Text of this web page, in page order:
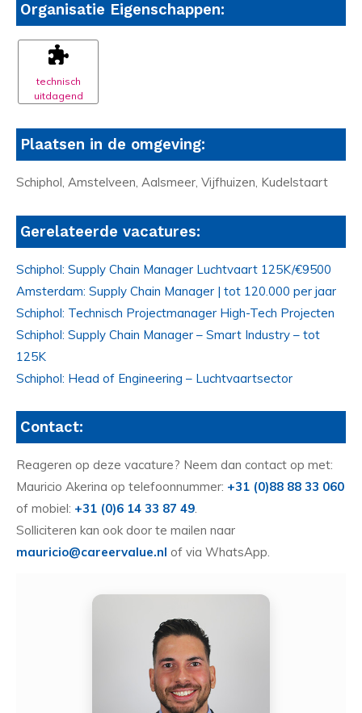
Organisatie Eigenschappen:
technisch
uitdagend
Plaatsen in de omgeving:
Schiphol, Amstelveen, Aalsmeer, Vijfhuizen, Kudelstaart
Gerelateerde vacatures:
Schiphol: Supply Chain Manager Luchtvaart 125K/€9500
Amsterdam: Supply Chain Manager | tot 120.000 per jaar
Schiphol: Technisch Projectmanager High-Tech Projecten
Schiphol: Supply Chain Manager – Smart Industry – tot
125K
Schiphol: Head of Engineering – Luchtvaartsector
Contact:
Reageren op deze vacature? Neem dan contact op met:
Mauricio Akerina op telefoonnummer: +31 (0)88 88 33 060
of mobiel: +31 (0)6 14 33 87 49.
Solliciteren kan ook door te mailen naar
mauricio@careervalue.nl of via WhatsApp.